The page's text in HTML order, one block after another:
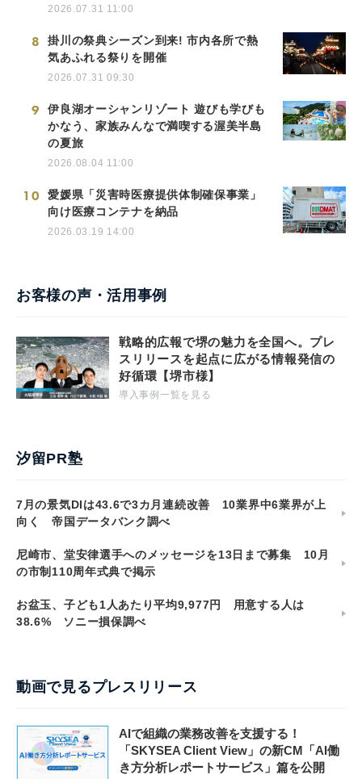
2026.07.31 11:00
8
掛川の祭典シーズン到来! 市内各所で熱
気あふれる祭りを開催
2026.07.31 09:30
9
伊良湖オーシャンリゾート 遊びも学びも
かなう、家族みんなで満喫する渥美半島
の夏旅
2026.08.04 11:00
10
愛媛県「災害時医療提供体制確保事業」
向け医療コンテナを納品
2026.03.19 14:00
お客様の声・活用事例
戦略的広報で堺の魅力を全国へ。プレ
スリリースを起点に広がる情報発信の
好循環【堺市様】
導入事例一覧を見る
汐留PR塾
7月の景気DIは43.6で3カ月連続改善 10業界中6業界が上
向く 帝国データバンク調べ
尼崎市、堂安律選手へのメッセージを13日まで募集 10月
の市制110周年式典で掲示
お盆玉、子ども1人あたり平均9,977円 用意する人は
38.6% ソニー損保調べ
動画で見るプレスリリース
AIで組織の業務改善を支援する！
「SKYSEA Client View」の新CM「AI働
き方分析レポートサービス」篇を公開